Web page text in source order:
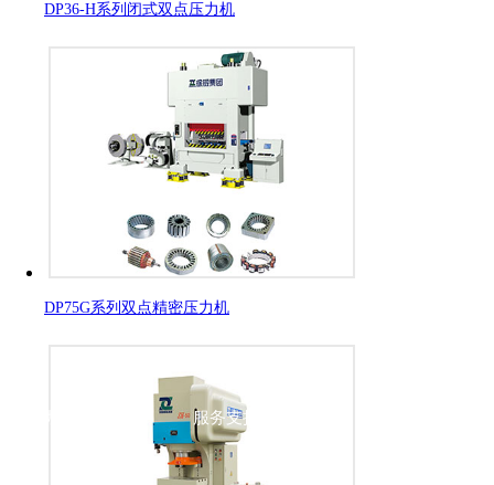
DP36-H系列闭式双点压力机
DP75G系列双点精密压力机
服务支持